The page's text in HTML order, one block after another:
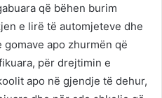
që bëhen burim
e lirë të automjeteve dhe
apo zhurmën që
për drejtimin e
apo në gjendje të dehur,